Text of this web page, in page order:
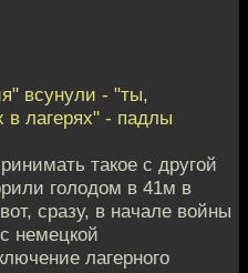
всунули - "ты,
в лагерях" - падлы
такое с другой
голодом в 41м в
сразу, в начале войны
немецкой
лагерного